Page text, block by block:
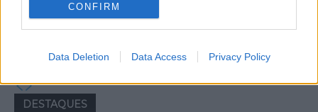
CONFIRM
Data Deletion Data Access Privacy Policy
Colheita de sangue regressa ao
Hospital Sousa Martins durante o mês
de agosto
DESTAQUES